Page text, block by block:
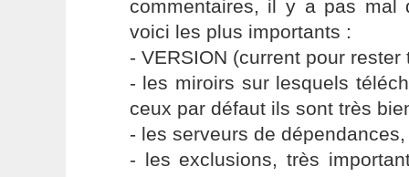
commentaires, il y a pas mal
voici les plus importants :
- VERSION (current pour
- les miroirs sur lesquels
ceux par défaut ils sont très
- les serveurs de dépendances,
- les exclusions, très